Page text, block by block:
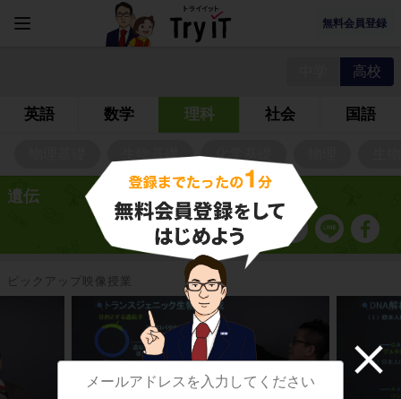
無料会員登録
高校
英語 数学 理科 社会 国語
生物基礎 化学基礎
遺伝
ピックアップ映像授業